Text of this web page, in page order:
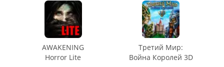
AWAKENING
Horror Lite
Третий Мир:
Война Королей 3D